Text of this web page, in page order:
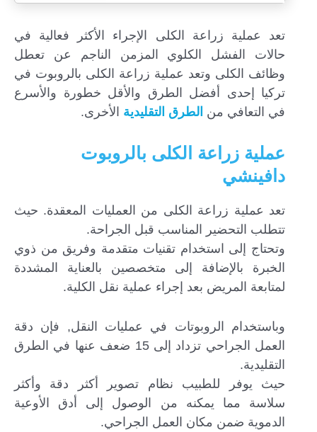
تعد عملية زراعة الكلى الإجراء الأكثر فعالية في
حالات الفشل الكلوي المزمن الناجم عن تعطل
وظائف الكلى وتعد عملية زراعة الكلى بالروبوت في
تركيا إحدى أفضل الطرق والأقل خطورة والأسرع
في التعافي من الطرق التقليدية الأخرى.
عملية زراعة الكلى بالروبوت
دافينشي
تعد عملية زراعة الكلى من العمليات المعقدة. حيث
تتطلب التحضير المناسب قبل الجراحة.
وتحتاج إلى استخدام تقنيات متقدمة وفريق من ذوي
الخبرة بالإضافة إلى متخصصين بالعناية المشددة
لمتابعة المريض بعد إجراء عملية نقل الكلية.
وباستخدام الروبوتات في عمليات النقل, فإن دقة
العمل الجراحي تزداد إلى 15 ضعف عنها في الطرق
التقليدية.
حيث يوفر للطبيب نظام تصوير أكثر دقة وأكثر
سلاسة مما يمكنه من الوصول إلى أدق الأوعية
الدموية ضمن مكان العمل الجراحي.